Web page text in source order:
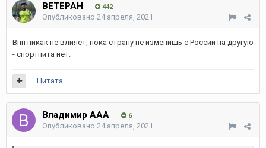
ВЕТЕРАН 442
Опубликовано 24 апреля, 2021
Впн никак не влияет, пока страну не изменишь с России на другую
- спортпита нет.
Цитата
Владимир ААА 6
Опубликовано 24 апреля, 2021